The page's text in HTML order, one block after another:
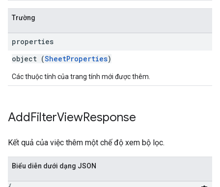
Trường
properties
object (SheetProperties)
Các thuộc tính của trang tính mới được thêm.
AddFilterViewResponse
Kết quả của việc thêm một chế độ xem bộ lọc.
Biểu diễn dưới dạng JSON